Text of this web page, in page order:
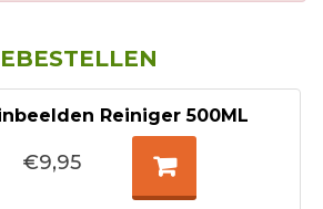
Reiniger 500ML
€9,95